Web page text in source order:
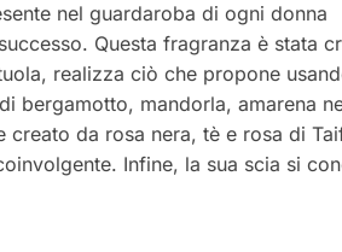
nel guardaroba di ogni donna
Questa fragranza è stata
realizza ciò che propone
bergamotto, mandorla, amarena
da rosa nera, tè e rosa di
Infine, la sua scia si